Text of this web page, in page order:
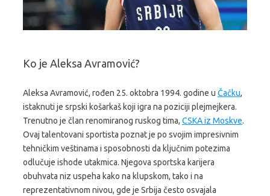
Ko je Aleksa Avramović?
Aleksa Avramović, rođen 25. oktobra 1994. godine u Čačku,
istaknuti je srpski košarkaš koji igra na poziciji plejmejkera.
Trenutno je član renomiranog ruskog tima, CSKA iz Moskve.
Ovaj talentovani sportista poznat je po svojim impresivnim
tehničkim veštinama i sposobnosti da ključnim potezima
odlučuje ishode utakmica. Njegova sportska karijera
obuhvata niz uspeha kako na klupskom, tako i na
reprezentativnom nivou, gde je Srbija često osvajala